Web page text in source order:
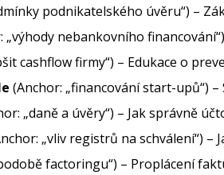
podnikatelského úvěru“) –
„výhody nebankovního
cashflow firmy“) – Edukace o
(Anchor: „financování start-upů“)
„daně a úvěry“) – Jak správně
„vliv registrů na schválení“) –
factoringu“) – Proplácení